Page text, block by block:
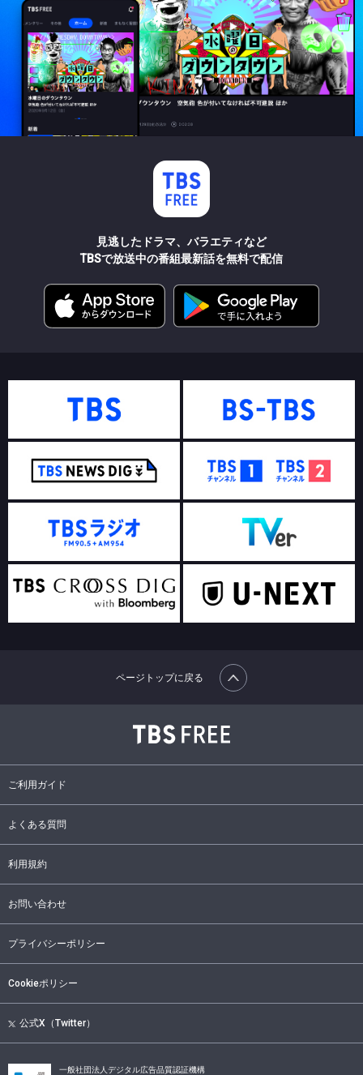
見逃したドラマ、バラエティなど
TBSで放送中の番組最新話を無料で配信
ご利用ガイド
よくある質問
利用規約
お問い合わせ
プライバシーポリシー
Cookieポリシー
公式X（Twitter）
ページトップに戻る
一般社団法人デジタル広告品質認証機構